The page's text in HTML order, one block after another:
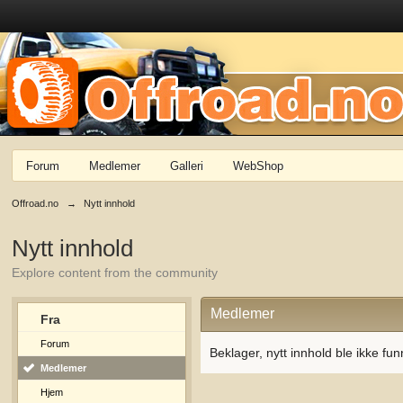
Forum Medlemer Galleri WebShop
Offroad.no → Nytt innhold
Nytt innhold
Explore content from the community
Fra
Forum
Medlemer
Hjem
Medlemer
Beklager, nytt innhold ble ikke